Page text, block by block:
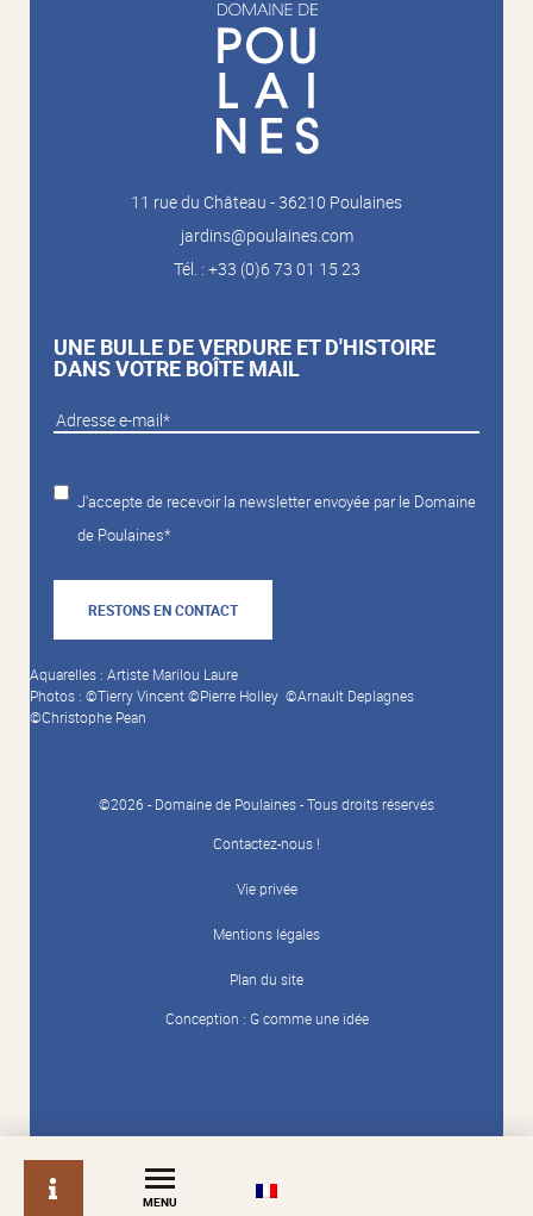
info
MENU
11 rue du Château - 36210 Poulaines
jardins@poulaines.com
Tél. : +33 (0)6 73 01 15 23
UNE BULLE DE VERDURE ET D'HISTOIRE
DANS VOTRE BOÎTE MAIL
J'accepte de recevoir la newsletter envoyée par le Domaine
de Poulaines*
RESTONS EN CONTACT
Aquarelles : Artiste Marilou Laure
Photos : ©Tierry Vincent ©Pierre Holley ©Arnault Deplagnes
©Christophe Pean
©2026 - Domaine de Poulaines - Tous droits réservés
Contactez-nous !
Vie privée
Mentions légales
Plan du site
Conception : G comme une idée